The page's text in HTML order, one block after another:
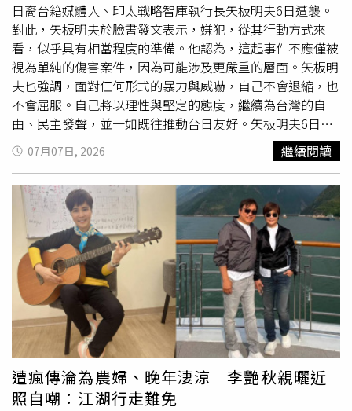
因撞擊撕裂，當時流了不少血，目前傷口逐漸癒合，但門牙
仍有鬆動，進食仍會疼痛，只能暫時食用流質食物。他並透
露，從嫌犯犯案模式判斷，此案絕非臨時起意。對方疑似已
在飯店咖啡廳埋伏近2天，確認目標後才出手，犯案後立即
逃離現場，更在途中更換衣物，再趕往機場購買機票準備離
境；落網後仍聲稱只是「認錯人」，整體行動冷靜且縝密，
令人懷疑背後另有規畫。矢板明夫認為，此案不應僅視為一
般傷害案件，從背景及犯案方式來看，不排除涉及針對言論
自由的政治性打壓，甚至可能存在有組織策畫或執行，呼籲
檢警持續深入追查真相。警政署表示，除持續釐清犯案動機
與案發經過，也將深入追查是否涉及境外勢力介入、跨境鎮
壓，並全力釐清是否另有在台協力者，全案仍由檢警持續擴
大偵辦中。
日裔台籍媒體人、印太戰略智庫執行長矢板明夫6日遭襲。
對此，矢板明夫於臉書發文表示，嫌犯，從其行動方式來
看，似乎具有相當程度的準備。他認為，這起事件不應僅被
視為單純的傷害案件，因為可能涉及更嚴重的層面。矢板明
夫也強調，面對任何形式的暴力與威嚇，自己不會退縮，也
不會屈服。自己將以理性與堅定的態度，繼續為台灣的自
由、民主發聲，並一如既往推動台日友好。矢板明夫6日中
午受邀前往台中演講
，不料在飯店大廳突遭1名素不相識的
港籍廖姓男子揮拳痛擊臉部，導致嘴唇擦挫傷流血。廖嫌動
手後隨即落跑，更意圖搭機離境，警方昨下午4時許火速於
台中國際機場將人攔截逮捕。對此，矢板明夫清晨於臉書發
文表示，事件發生後，收到了來自全台灣各地許多朋友的慰
問與關心，在此向大家表示由衷的感謝。矢板明夫說明，第
一，自己已經到醫院接受檢查，目前傷勢並無大礙。嘴唇因
撞擊而裂傷，當場流了不少血，現在已經逐漸癒合。不過門
牙仍有些鬆動，吃東西時還會疼痛，目前只能進食流質食
物，希望明天能有所改善。矢板明夫指出，第二，今天襲擊
自己的嫌犯，從其行動方式來看，似乎具有相當程度的準
備。他在旅館咖啡廳等待了自己將近兩天，確認目標後，從
出手攻擊、迅速離開現場，到途中更換衣物、前往機場購買
機票、準備離境，以及被警方逮捕後的否認態度，整個過程
行動沉著、心理素質相當穩定，顯示此案並非臨時起意，而
07月07日, 2026 繼續閱讀
遭瘋傳淪為農婦、晚年淒涼 李艷秋親曬近
照自嘲：江湖行走難免